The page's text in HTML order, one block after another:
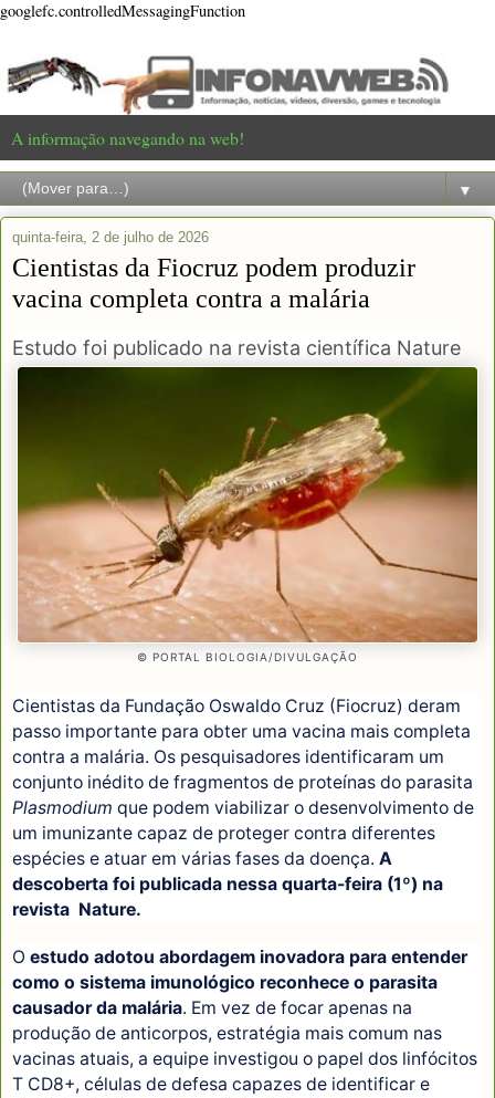
googlefc.controlledMessagingFunction
A informação navegando na web!
▼
quinta-feira, 2 de julho de 2026
Cientistas da Fiocruz podem produzir
vacina completa contra a malária
Estudo foi publicado na revista científica Nature
© PORTAL BIOLOGIA/DIVULGAÇÃO
Cientistas da Fundação Oswaldo Cruz (Fiocruz) deram
passo importante para obter uma vacina mais completa
contra a malária. Os pesquisadores identificaram um
conjunto inédito de fragmentos de proteínas do parasita
Plasmodium que podem viabilizar o desenvolvimento de
um imunizante capaz de proteger contra diferentes
espécies e atuar em várias fases da doença. A
descoberta foi publicada nessa quarta-feira (1º) na
revista Nature.
O estudo adotou abordagem inovadora para entender
como o sistema imunológico reconhece o parasita
causador da malária. Em vez de focar apenas na
produção de anticorpos, estratégia mais comum nas
vacinas atuais, a equipe investigou o papel dos linfócitos
T CD8+, células de defesa capazes de identificar e